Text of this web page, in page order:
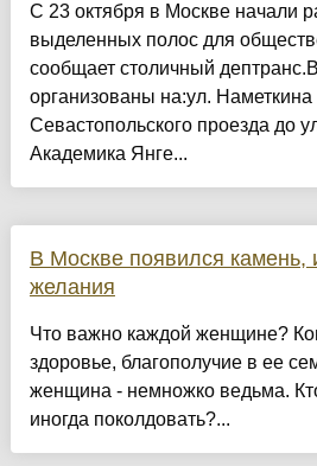
С 23 октября в Москве начали
выделенных полос для
сообщает столичный
организованы на:ул. Наметкина
Севастопольского проезда до
Академика Янге...
В Москве появился
желания
Что важно каждой женщине?
здоровье, благополучие в ее
женщина - немножко ведьма.
иногда поколдовать?...